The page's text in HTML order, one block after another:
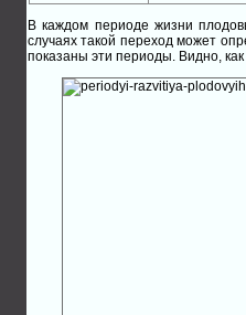
В каждом периоде жизни
случаях такой переход может
показаны эти периоды. Видно,